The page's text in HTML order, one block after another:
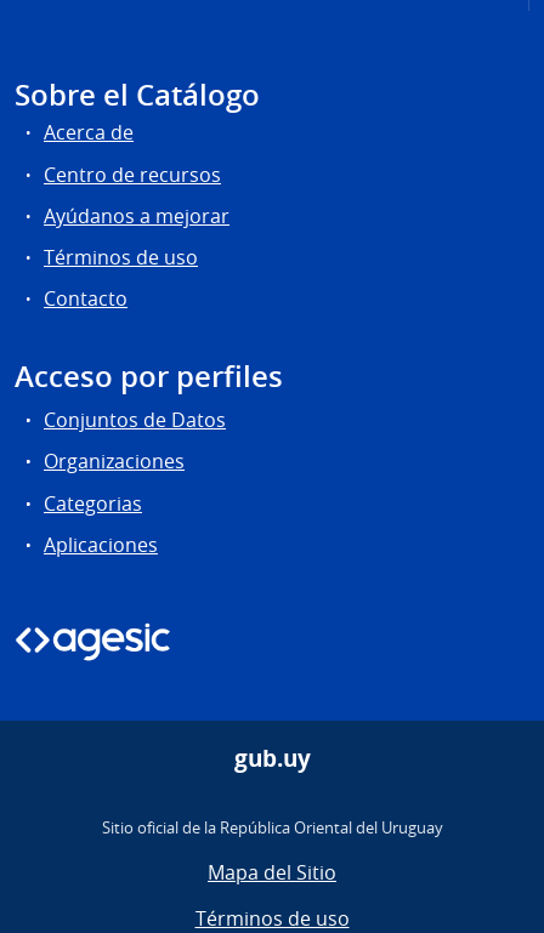
Sobre el Catálogo
Acerca de
Centro de recursos
Ayúdanos a mejorar
Términos de uso
Contacto
Acceso por perfiles
Conjuntos de Datos
Organizaciones
Categorias
Aplicaciones
gub.uy
Sitio oficial de la República Oriental del Uruguay
Mapa del Sitio
Términos de uso